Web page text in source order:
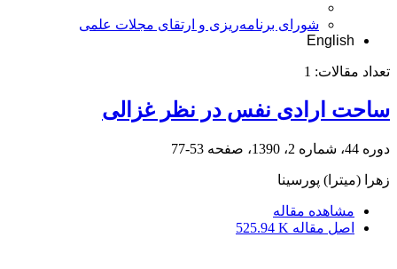
شورای برنامه‌ریزی و ارتقای مجلات علمی
English
تعداد مقالات: 1
ساحت ارادی نفس در نظر غزالی
دوره 44، شماره 2، 1390، صفحه 53-77
زهرا (میترا) پورسینا
مشاهده مقاله
اصل مقاله 525.94 K